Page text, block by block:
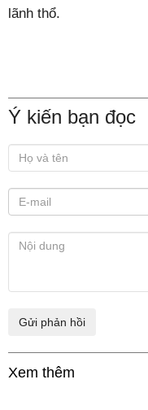
lãnh thổ.
Ý kiến bạn đọc
Xem thêm